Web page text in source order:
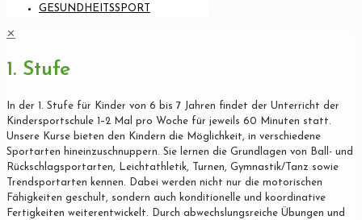
GESUNDHEITSSPORT
✕
1. Stufe
In der 1. Stufe für Kinder von 6 bis 7 Jahren findet der Unterricht der
Kindersportschule 1–2 Mal pro Woche für jeweils 60 Minuten statt.
Unsere Kurse bieten den Kindern die Möglichkeit, in verschiedene
Sportarten hineinzuschnuppern. Sie lernen die Grundlagen von Ball- und
Rückschlagsportarten, Leichtathletik, Turnen, Gymnastik/Tanz sowie
Trendsportarten kennen. Dabei werden nicht nur die motorischen
Fähigkeiten geschult, sondern auch konditionelle und koordinative
Fertigkeiten weiterentwickelt. Durch abwechslungsreiche Übungen und